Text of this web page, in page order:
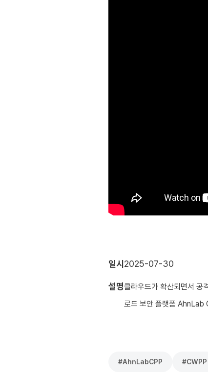
일시
설명
2025-07-30
클라우드가 확산되면서 공
로드 보안 플랫폼 AhnLab
#AhnLabCPP #CWPP